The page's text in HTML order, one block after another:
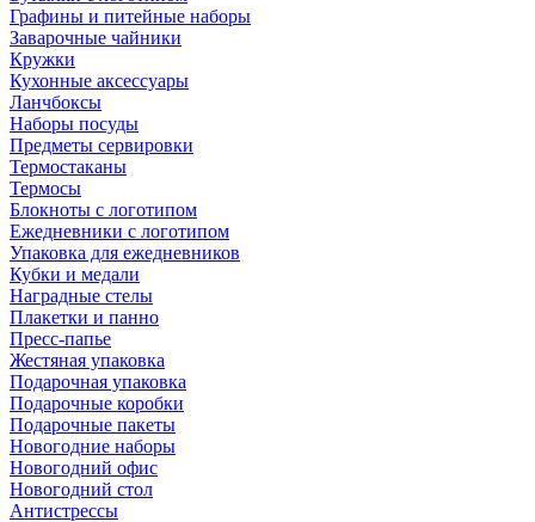
Графины и питейные наборы
Заварочные чайники
Кружки
Кухонные аксессуары
Ланчбоксы
Наборы посуды
Предметы сервировки
Термостаканы
Термосы
Блокноты с логотипом
Ежедневники с логотипом
Упаковка для ежедневников
Кубки и медали
Наградные стелы
Плакетки и панно
Пресс-папье
Жестяная упаковка
Подарочная упаковка
Подарочные коробки
Подарочные пакеты
Новогодние наборы
Новогодний офис
Новогодний стол
Антистрессы